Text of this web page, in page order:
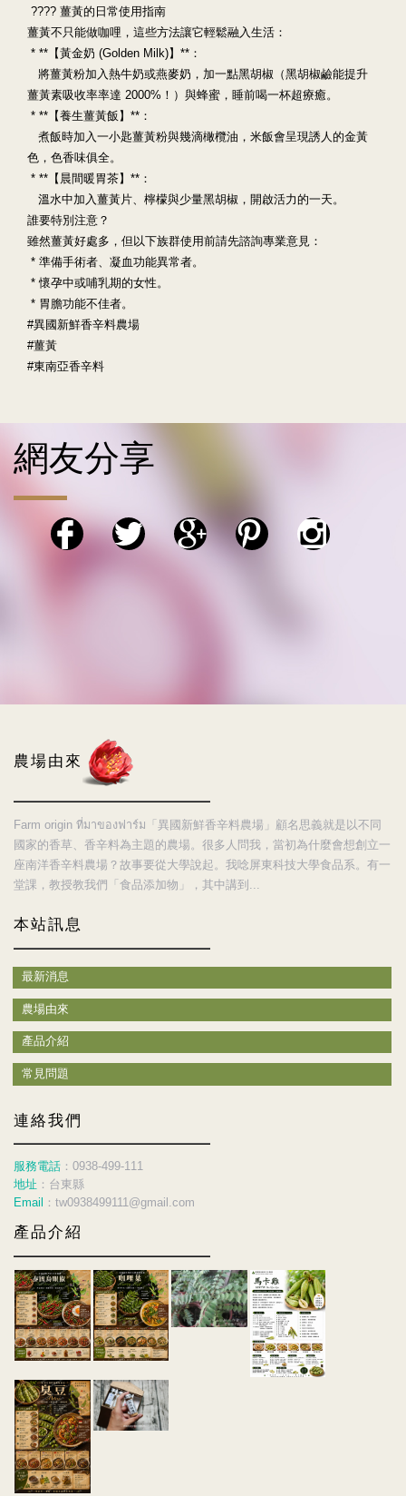
???? 薑黃的日常使用指南
薑黃不只能做咖哩，這些方法讓它輕鬆融入生活：
* **【黃金奶 (Golden Milk)】**：
將薑黃粉加入熱牛奶或燕麥奶，加一點黑胡椒（黑胡椒鹼能提升
薑黃素吸收率率達 2000%！）與蜂蜜，睡前喝一杯超療癒。
* **【養生薑黃飯】**：
煮飯時加入一小匙薑黃粉與幾滴橄欖油，米飯會呈現誘人的金黃
色，色香味俱全。
* **【晨間暖胃茶】**：
溫水中加入薑黃片、檸檬與少量黑胡椒，開啟活力的一天。
誰要特別注意？
雖然薑黃好處多，但以下族群使用前請先諮詢專業意見：
* 準備手術者、凝血功能異常者。
* 懷孕中或哺乳期的女性。
* 胃膽功能不佳者。
#異國新鮮香辛料農場
#薑黃
#東南亞香辛料
網友分享
農場由來
Farm origin ที่มาของฟาร์ม「異國新鮮香辛料農場」顧名思義就是以不同
國家的香草、香辛料為主題的農場。很多人問我，當初為什麼會想創立一
座南洋香辛料農場？故事要從大學說起。我唸屏東科技大學食品系。有一
堂課，教授教我們「食品添加物」，其中講到...
本站訊息
最新消息
農場由來
產品介紹
常見問題
連絡我們
服務電話 ：0938-499-111
地址 ：台東縣
Email
：tw0938499111@gmail.com
產品介紹